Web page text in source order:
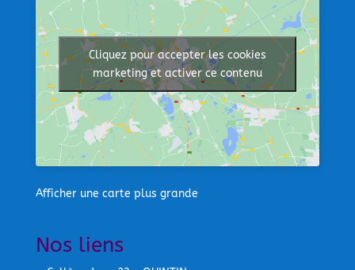
Cliquez pour accepter les cookies
marketing et activer ce contenu
Afficher une carte plus grande
Nos liens